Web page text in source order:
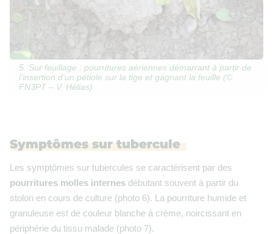
5. Sur feuillage : pourritures aériennes démarrant à partir de
l’insertion d’un pétiole sur la tige et gagnant la feuille (©
FN3PT – V. Hélias)
Symptômes sur tubercule
Les symptômes sur tubercules se caractérisent par des
pourritures molles internes débutant souvent à partir du
stolon en cours de culture (photo 6). La pourriture humide et
granuleuse est de couleur blanche à crème, noircissant en
périphérie du tissu malade (photo 7).